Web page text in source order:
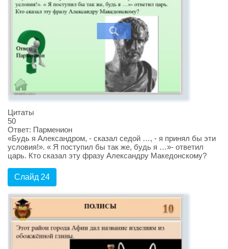
Цитаты
50
Ответ: Парменион
«Будь я Александром, - сказал седой …, - я принял бы эти
условия!». « Я поступил бы так же, будь я …»- ответил
царь. Кто сказал эту фразу Александру Македонскому?
Слайд 24